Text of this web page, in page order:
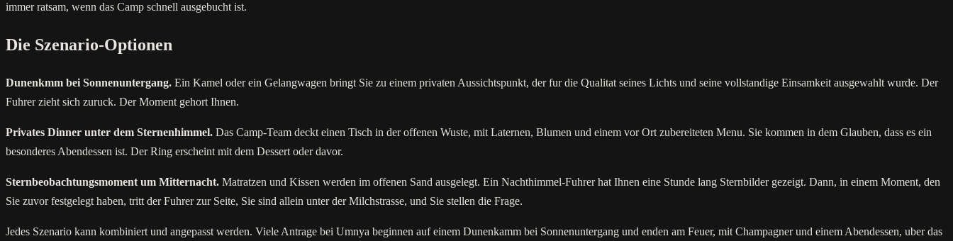
immer ratsam, wenn das Camp schnell ausgebucht ist.
Die Szenario-Optionen
Dunenkmm bei Sonnenuntergang. Ein Kamel oder ein Gelangwagen bringt Sie zu einem privaten Aussichtspunkt, der fur die Qualitat seines Lichts und seine vollstandige Einsamkeit ausgewahlt wurde. Der
Fuhrer zieht sich zuruck. Der Moment gehort Ihnen.
Privates Dinner unter dem Sternenhimmel. Das Camp-Team deckt einen Tisch in der offenen Wuste, mit Laternen, Blumen und einem vor Ort zubereiteten Menu. Sie kommen in dem Glauben, dass es ein
besonderes Abendessen ist. Der Ring erscheint mit dem Dessert oder davor.
Sternbeobachtungsmoment um Mitternacht. Matratzen und Kissen werden im offenen Sand ausgelegt. Ein Nachthimmel-Fuhrer hat Ihnen eine Stunde lang Sternbilder gezeigt. Dann, in einem Moment, den
Sie zuvor festgelegt haben, tritt der Fuhrer zur Seite, Sie sind allein unter der Milchstrasse, und Sie stellen die Frage.
Jedes Szenario kann kombiniert und angepasst werden. Viele Antrage bei Umnya beginnen auf einem Dunenkamm bei Sonnenuntergang und enden am Feuer, mit Champagner und einem Abendessen, uber das